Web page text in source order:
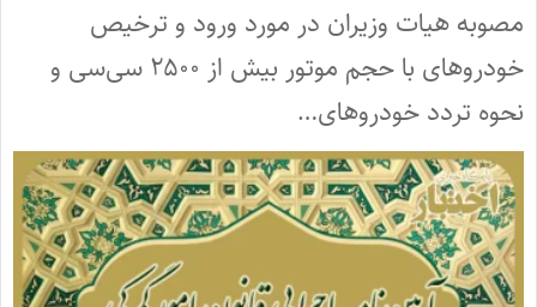
مصوبه هیات وزیران در مورد ورود و ترخیص
خودروهای با حجم موتور بیش از ۲۵۰۰ سی‌سی و
نحوه تردد خودروهای…